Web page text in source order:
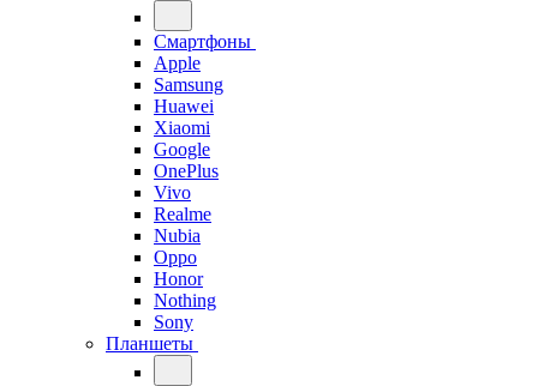
Смартфоны
Apple
Samsung
Huawei
Xiaomi
Google
OnePlus
Vivo
Realme
Nubia
Oppo
Honor
Nothing
Sony
Планшеты